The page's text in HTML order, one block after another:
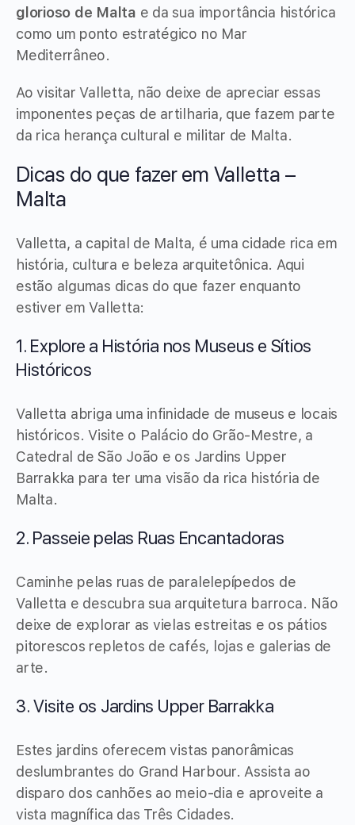
glorioso de Malta e da sua importância histórica
como um ponto estratégico no Mar
Mediterrâneo.
Ao visitar Valletta, não deixe de apreciar essas
imponentes peças de artilharia, que fazem parte
da rica herança cultural e militar de Malta.
Dicas do que fazer em Valletta –
Malta
Valletta, a capital de Malta, é uma cidade rica em
história, cultura e beleza arquitetônica. Aqui
estão algumas dicas do que fazer enquanto
estiver em Valletta:
1. Explore a História nos Museus e Sítios
Históricos
Valletta abriga uma infinidade de museus e locais
históricos. Visite o Palácio do Grão-Mestre, a
Catedral de São João e os Jardins Upper
Barrakka para ter uma visão da rica história de
Malta.
2. Passeie pelas Ruas Encantadoras
Caminhe pelas ruas de paralelepípedos de
Valletta e descubra sua arquitetura barroca. Não
deixe de explorar as vielas estreitas e os pátios
pitorescos repletos de cafés, lojas e galerias de
arte.
3. Visite os Jardins Upper Barrakka
Estes jardins oferecem vistas panorâmicas
deslumbrantes do Grand Harbour. Assista ao
disparo dos canhões ao meio-dia e aproveite a
vista magnífica das Três Cidades.